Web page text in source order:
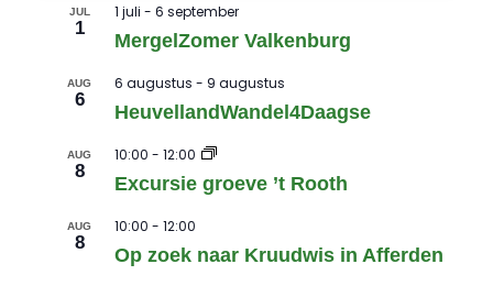
JUL
1
1 juli - 6 september
MergelZomer Valkenburg
AUG
6
6 augustus - 9 augustus
HeuvellandWandel4Daagse
AUG
8
10:00 - 12:00
Excursie groeve ’t Rooth
AUG
8
10:00 - 12:00
Op zoek naar Kruudwis in Afferden